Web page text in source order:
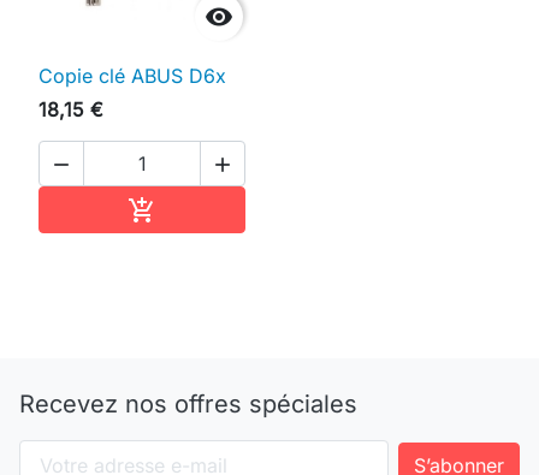

Copie clé ABUS D6x
18,15 €
 

Recevez nos offres spéciales